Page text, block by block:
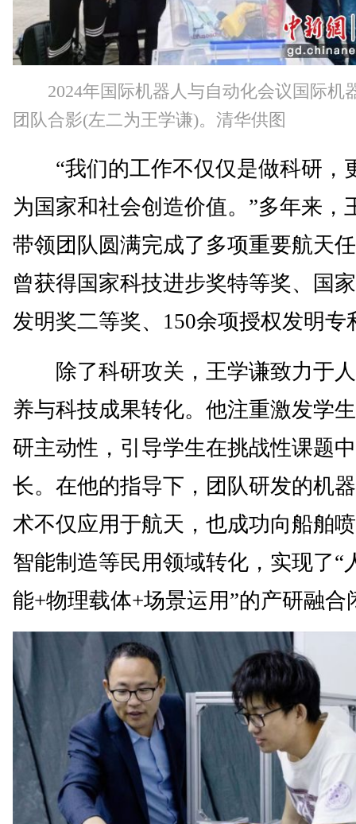
2024年国际机器人与自动化会议国际机
团队合影(左二为王学谦)。清华供图
“我们的工作不仅仅是做科研，
为国家和社会创造价值。”多年来，
带领团队圆满完成了多项重要航天
曾获得国家科技进步奖特等奖、国
发明奖二等奖、150余项授权发明
除了科研攻关，王学谦致力于
养与科技成果转化。他注重激发学
研主动性，引导学生在挑战性课题
长。在他的指导下，团队研发的机
术不仅应用于航天，也成功向船舶
智能制造等民用领域转化，实现了“
能+物理载体+场景运用”的产研融合